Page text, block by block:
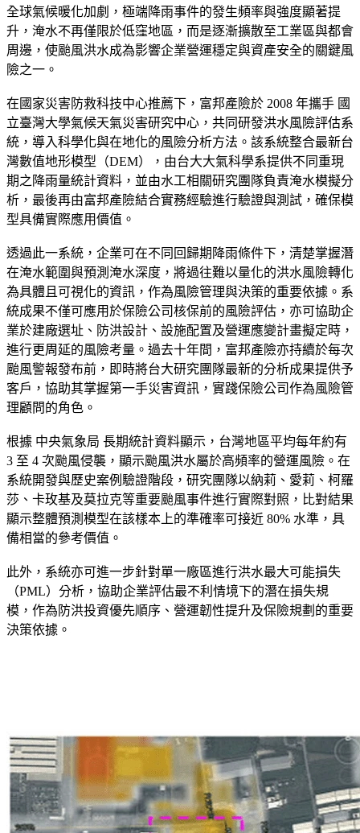
全球氣候暖化加劇，極端降雨事件的發生頻率與強度顯著提
升，淹水不再僅限於低窪地區，而是逐漸擴散至工業區與都會
周邊，使颱風洪水成為影響企業營運穩定與資產安全的關鍵風
險之一。
在國家災害防救科技中心推薦下，富邦產險於 2008 年攜手 國
立臺灣大學氣候天氣災害研究中心，共同研發洪水風險評估系
統，導入科學化與在地化的風險分析方法。該系統整合最新台
灣數值地形模型（DEM），由台大大氣科學系提供不同重現
期之降雨量統計資料，並由水工相關研究團隊負責淹水模擬分
析，最後再由富邦產險結合實務經驗進行驗證與測試，確保模
型具備實際應用價值。
透過此一系統，企業可在不同回歸期降雨條件下，清楚掌握潛
在淹水範圍與預測淹水深度，將過往難以量化的洪水風險轉化
為具體且可視化的資訊，作為風險管理與決策的重要依據。系
統成果不僅可應用於保險公司核保前的風險評估，亦可協助企
業於建廠選址、防洪設計、設施配置及營運應變計畫擬定時，
進行更周延的風險考量。過去十年間，富邦產險亦持續於每次
颱風警報發布前，即時將台大研究團隊最新的分析成果提供予
客戶，協助其掌握第一手災害資訊，實踐保險公司作為風險管
理顧問的角色。
根據 中央氣象局 長期統計資料顯示，台灣地區平均每年約有
3 至 4 次颱風侵襲，顯示颱風洪水屬於高頻率的營運風險。在
系統開發與歷史案例驗證階段，研究團隊以納莉、愛莉、柯羅
莎、卡玫基及莫拉克等重要颱風事件進行實際對照，比對結果
顯示整體預測模型在該樣本上的準確率可接近 80% 水準，具
備相當的參考價值。
此外，系統亦可進一步針對單一廠區進行洪水最大可能損失
（PML）分析，協助企業評估最不利情境下的潛在損失規
模，作為防洪投資優先順序、營運韌性提升及保險規劃的重要
決策依據。